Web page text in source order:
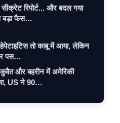
रिपोर्ट... और बदल गया
बड़ा फैस…
तो काबू में आया, लेकिन
पस…
कुवैत और बहरीन में अमेरिकी
US ने 90…